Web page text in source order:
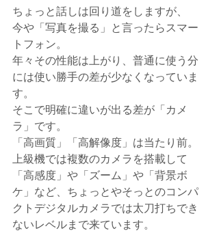
ちょっと話しは回り道をしますが、
今や「写真を撮る」と言ったらスマー
トフォン。
年々その性能は上がり、普通に使う分
には使い勝手の差が少なくなっていま
す。
そこで明確に違いが出る差が「カメ
ラ」です。
「高画質」「高解像度」は当たり前。
上級機では複数のカメラを搭載して
「高感度」や「ズーム」や「背景ボ
ケ」など、ちょっとやそっとのコンパ
クトデジタルカメラでは太刀打ちでき
ないレベルまで来ています。